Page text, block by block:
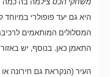
משחקי הכס צילמה בה כמה
היא גם יעד פופולרי במיוחד
המסלולים המותאמים
התאמן כאן. בנוסף, יש
העיר (הנקראת גם חירונה